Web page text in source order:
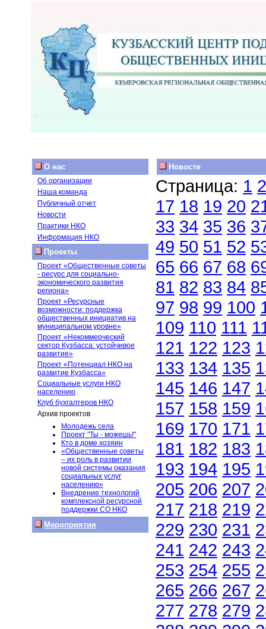
О нас
Об организации
Наша команда
Публичный отчет
Новости
Практики НКО
Информация НКО
Проекты
Проект «Общественные советы
- ресурс для социально-
экономического развития
региона»
Проект «Ресурсные
возможности: поддержка
общественных инициатив на
муниципальном уровне»
Проект «Некоммерческий
сектор Кузбасса: устойчивое
развитие»
Проект «Потенциал НКО на
развитие Кузбасса»
Социальные услуги НКО
населению
Клуб бухгалтеров НКО
Архив проектов
Молодежь села
Проект "Ты - можешь!"
Кто в доме хозяин
«Общественные советы
– их роль в развитии
новой системы оказания
социальных услуг
населению»
Внедрение технологий
комплексной ресурсной
поддержки СО НКО
Мероприятия
Новости
Страница: 1 2
17 18 19 20
33 34 35 36
49 50 51 52
65 66 67 68
81 82 83 84
97 98 99 100
109 110 111
121 122 123
133 134 135
145 146 147
157 158 159
169 170 171
181 182 183
193 194 195
205 206 207
217 218 219
229 230 231
241 242 243
253 254 255
265 266 267
277 278 279